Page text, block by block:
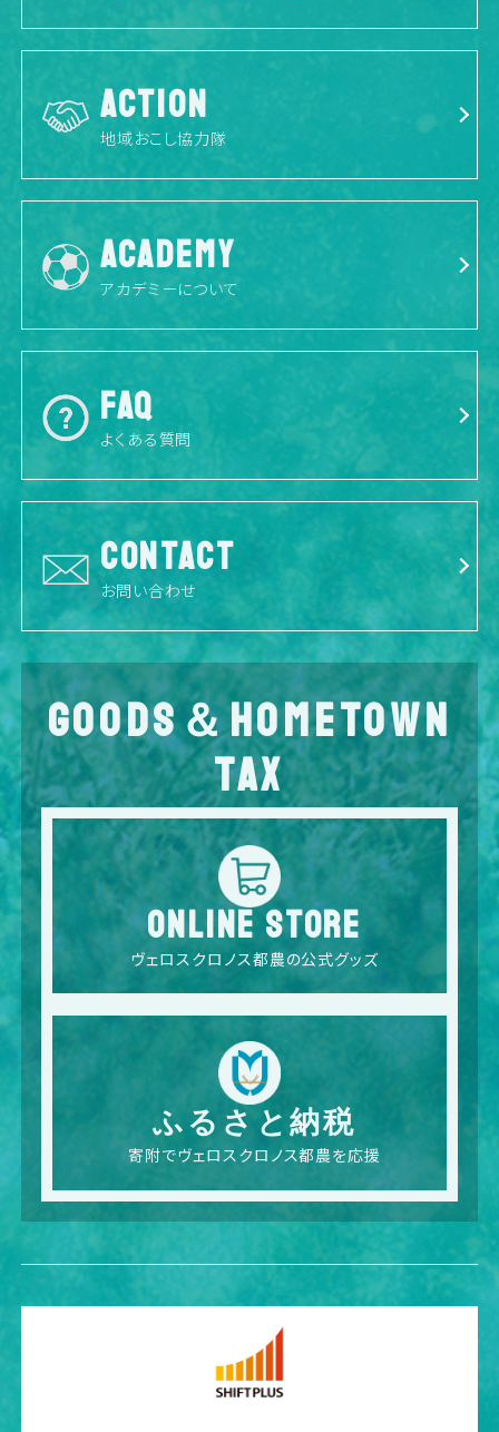
ACTION
地域おこし協力隊
ACADEMY
アカデミーについて
FAQ
よくある質問
CONTACT
お問い合わせ
GOODS＆HOMETOWN
TAX
ONLINE STORE
ヴェロスクロノス都農の公式グッズ
ふるさと納税
寄附でヴェロスクロノス都農を応援